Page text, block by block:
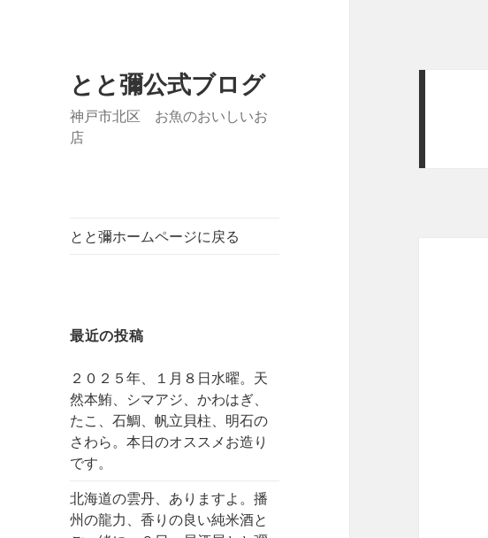
とと彌公式ブログ
神戸市北区 お魚のおいしいお
店
とと彌ホームページに戻る
最近の投稿
２０２５年、１月８日水曜。天
然本鮪、シマアジ、かわはぎ、
たこ、石鯛、帆立貝柱、明石の
さわら。本日のオススメお造り
です。
北海道の雲丹、ありますよ。播
州の龍力、香りの良い純米酒と